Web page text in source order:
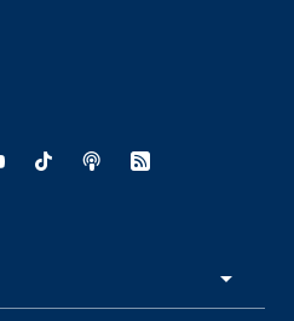
- Apertura in nuova finestra
Apertura in nuova finestra
Sito esterno - Apertura in
- Sito esterno - Apertura in
- Sito esterno -
TikTok - Sito esterno -
Spreaker - Sito
Feed RSS -